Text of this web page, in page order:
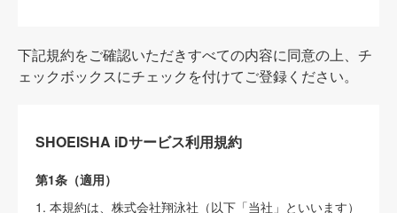
下記規約をご確認いただきすべての内容に同意の上、チ
ェックボックスにチェックを付けてご登録ください。
SHOEISHA iDサービス利用規約
第1条（適用）
1. 本規約は、株式会社翔泳社（以下「当社」といいます）